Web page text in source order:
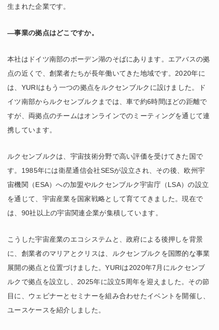
生まれた企業です。
―事業の拠点はどこですか。
本社はドイツ南部のボーデン湖のそばにあります。エアバスの拠
点の近くで、創業者たちが長年働いてきた地域です。2020年に
は、YURIはもう一つの拠点をルクセンブルクに設けました。ド
イツ南部からルクセンブルクまでは、車で約6時間ほどの距離で
すが、両拠点のチームはオンラインでのミーティングを通じて連
携しています。
ルクセンブルクは、宇宙技術分野で高い評価を受けてきた国で
す。1985年には衛星通信会社SESが設立され、その後、欧州宇
宙機関（ESA）への加盟やルクセンブルク宇宙庁（LSA）の設立
を通じて、宇宙産業を国家戦略として育ててきました。現在で
は、90社以上の宇宙関連企業が集積しています。
こうした宇宙産業のエコシステムと、政府による後押しを背景
に、創業者のマリアとクリスは、ルクセンブルクを国際的な事業
展開の拠点と位置づけました。YURIは2020年7月にルクセンブ
ルクで拠点を設立し、2025年に設立5周年を迎えました。その節
目に、ウェビナーとセミナーを組み合わせたイベントを開催し、
ユースケースを紹介しました。